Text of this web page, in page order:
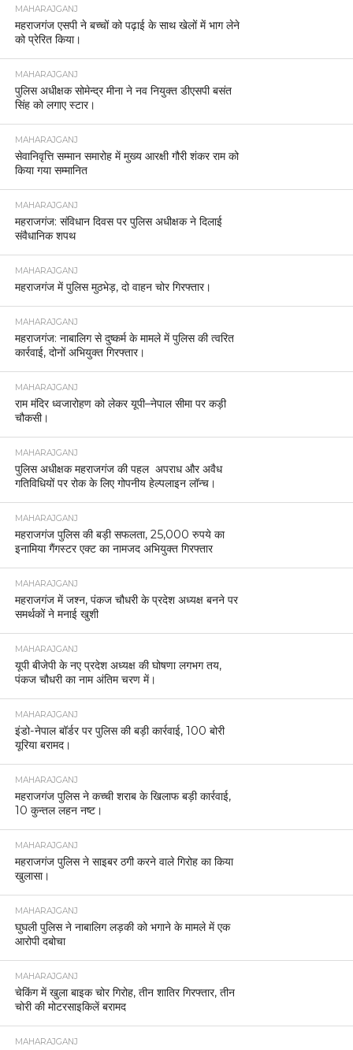
MAHARAJGANJ
महराजगंज एसपी ने बच्चों को पढ़ाई के साथ खेलों में भाग लेने
को प्रेरित किया।
MAHARAJGANJ
पुलिस अधीक्षक सोमेन्द्र मीना ने नव नियुक्त डीएसपी बसंत
सिंह को लगाए स्टार।
MAHARAJGANJ
सेवानिवृत्ति सम्मान समारोह में मुख्य आरक्षी गौरी शंकर राम को
किया गया सम्मानित
MAHARAJGANJ
महराजगंज: संविधान दिवस पर पुलिस अधीक्षक ने दिलाई
संवैधानिक शपथ
MAHARAJGANJ
महराजगंज में पुलिस मुठभेड़, दो वाहन चोर गिरफ्तार।
MAHARAJGANJ
महराजगंज: नाबालिग से दुष्कर्म के मामले में पुलिस की त्वरित
कार्रवाई, दोनों अभियुक्त गिरफ्तार।
MAHARAJGANJ
राम मंदिर ध्वजारोहण को लेकर यूपी–नेपाल सीमा पर कड़ी
चौकसी।
MAHARAJGANJ
पुलिस अधीक्षक महराजगंज की पहल अपराध और अवैध
गतिविधियों पर रोक के लिए गोपनीय हेल्पलाइन लॉन्च।
MAHARAJGANJ
महराजगंज पुलिस की बड़ी सफलता, 25,000 रुपये का
इनामिया गैंगस्टर एक्ट का नामजद अभियुक्त गिरफ्तार
MAHARAJGANJ
महराजगंज में जश्न, पंकज चौधरी के प्रदेश अध्यक्ष बनने पर
समर्थकों ने मनाई खुशी
MAHARAJGANJ
यूपी बीजेपी के नए प्रदेश अध्यक्ष की घोषणा लगभग तय,
पंकज चौधरी का नाम अंतिम चरण में।
MAHARAJGANJ
इंडो-नेपाल बॉर्डर पर पुलिस की बड़ी कार्रवाई, 100 बोरी
यूरिया बरामद।
MAHARAJGANJ
महराजगंज पुलिस ने कच्ची शराब के खिलाफ बड़ी कार्रवाई,
10 कुन्तल लहन नष्ट।
MAHARAJGANJ
महराजगंज पुलिस ने साइबर ठगी करने वाले गिरोह का किया
खुलासा।
MAHARAJGANJ
घुघली पुलिस ने नाबालिग लड़की को भगाने के मामले में एक
आरोपी दबोचा
MAHARAJGANJ
चेकिंग में खुला बाइक चोर गिरोह, तीन शातिर गिरफ्तार, तीन
चोरी की मोटरसाइकिलें बरामद
MAHARAJGANJ